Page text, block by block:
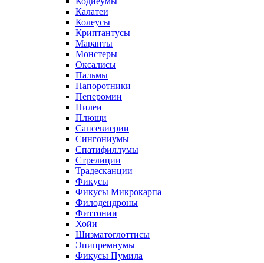
Калатеи
Колеусы
Криптантусы
Маранты
Монстеры
Оксалисы
Пальмы
Папоротники
Пеперомии
Пилеи
Плющи
Сансевиерии
Сингониумы
Спатифиллумы
Стрелиции
Традесканции
Фикусы
Фикусы Микрокарпа
Филодендроны
Фиттонии
Хойи
Шизматоглоттисы
Эпипремнумы
Фикусы Пумила